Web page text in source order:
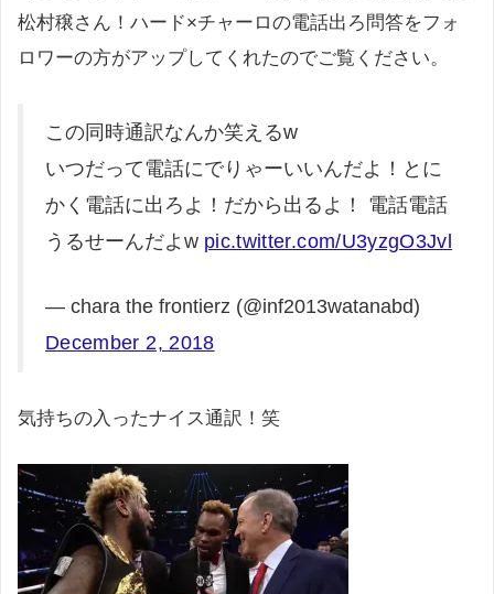
松村穣さん！ハード×チャーロの電話出ろ問答をフォ
ロワーの方がアップしてくれたのでご覧ください。
この同時通訳なんか笑えるw
いつだって電話にでりゃーいいんだよ！とに
かく電話に出ろよ！だから出るよ！ 電話電話
うるせーんだよw pic.twitter.com/U3yzgO3Jvl
— chara the frontierz (@inf2013watanabd)
December 2, 2018
気持ちの入ったナイス通訳！笑